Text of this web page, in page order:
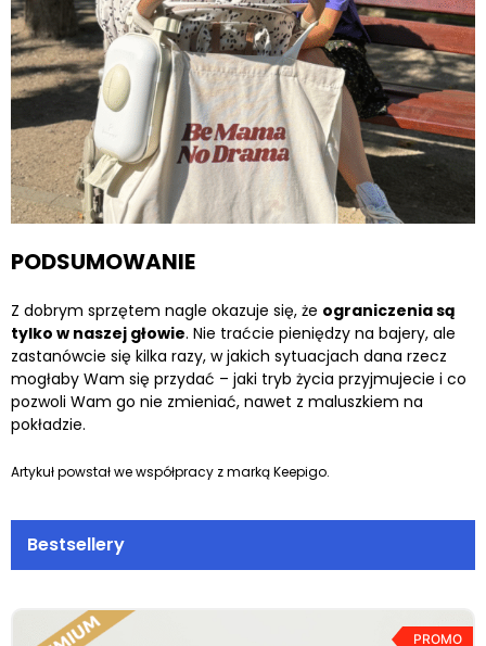
Bestsellery
PROMO
PODSUMOWANIE
Z dobrym sprzętem nagle okazuje się, że ograniczenia są
tylko w naszej głowie. Nie traćcie pieniędzy na bajery, ale
zastanówcie się kilka razy, w jakich sytuacjach dana rzecz
mogłaby Wam się przydać – jaki tryb życia przyjmujecie i co
pozwoli Wam go nie zmieniać, nawet z maluszkiem na
pokładzie.
Artykuł powstał we współpracy z marką Keepigo.